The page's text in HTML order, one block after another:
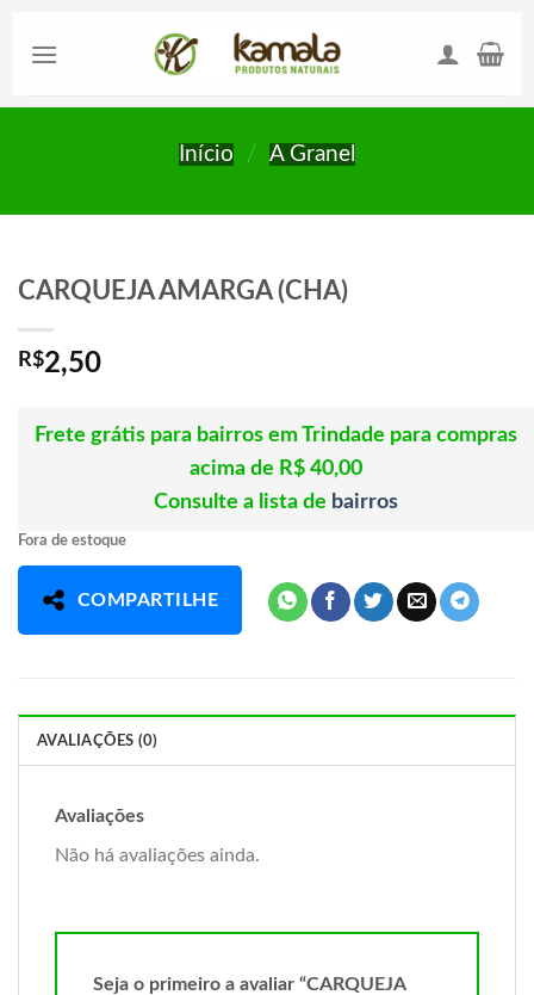
Início / A Granel
CARQUEJA AMARGA (CHA)
R$2,50
Frete grátis para bairros em Trindade para compras
acima de R$ 40,00
Consulte a lista de bairros
Fora de estoque
COMPARTILHE
AVALIAÇÕES (0)
Avaliações
Não há avaliações ainda.
Seja o primeiro a avaliar “CARQUEJA